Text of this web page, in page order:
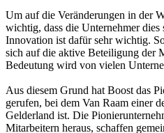
Um auf die Veränderungen in der
wichtig, dass die Unternehmer
Innovation ist dafür sehr wichtig.
sich auf die aktive Beteiligung der
Bedeutung wird von vielen
Aus diesem Grund hat Boost das
gerufen, bei dem Van Raam einer
Gelderland ist. Die
Mitarbeitern heraus, schaffen